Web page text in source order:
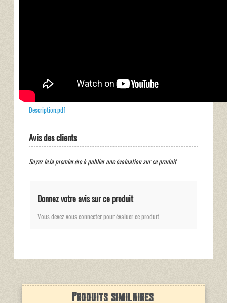
Description.pdf
Avis des clients
Soyez le.la premier.ère à publier une évaluation sur ce produit
Donnez votre avis sur ce produit
Vous devez vous connecter pour évaluer ce produit.
Produits similaires